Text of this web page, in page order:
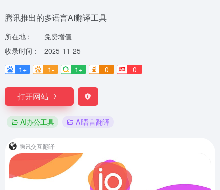
腾讯推出的多语言AI翻译工具
所在地：
免费增值
收录时间：
2025-11-25
1+
1- 1+ 0 0
打开网站
AI办公工具 AI语言翻译
腾讯交互翻译